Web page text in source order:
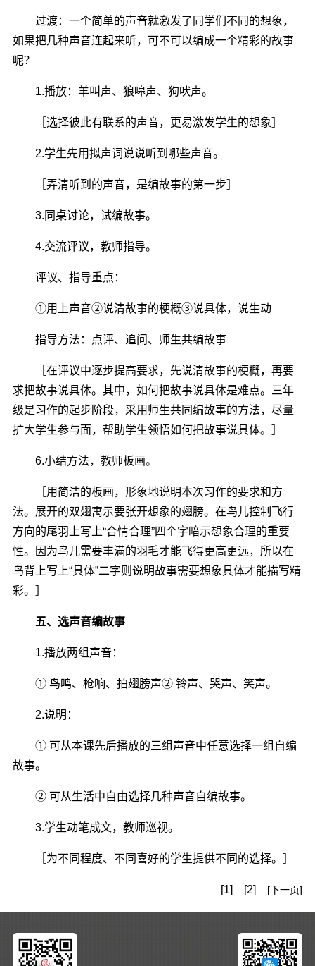
过渡：一个简单的声音就激发了同学们不同的想象，
如果把几种声音连起来听，可不可以编成一个精彩的故事
呢？
1.播放：羊叫声、狼嗥声、狗吠声。
［选择彼此有联系的声音，更易激发学生的想象］
2.学生先用拟声词说说听到哪些声音。
［弄清听到的声音，是编故事的第一步］
3.同桌讨论，试编故事。
4.交流评议，教师指导。
评议、指导重点：
①用上声音②说清故事的梗概③说具体，说生动
指导方法：点评、追问、师生共编故事
［在评议中逐步提高要求，先说清故事的梗概，再要
求把故事说具体。其中，如何把故事说具体是难点。三年
级是习作的起步阶段，采用师生共同编故事的方法，尽量
扩大学生参与面，帮助学生领悟如何把故事说具体。］
6.小结方法，教师板画。
［用简洁的板画，形象地说明本次习作的要求和方
法。展开的双翅寓示要张开想象的翅膀。在鸟儿控制飞行
方向的尾羽上写上“合情合理”四个字暗示想象合理的重要
性。因为鸟儿需要丰满的羽毛才能飞得更高更远，所以在
鸟背上写上“具体”二字则说明故事需要想象具体才能描写精
彩。］
五、选声音编故事
1.播放两组声音：
① 鸟鸣、枪响、拍翅膀声② 铃声、哭声、笑声。
2.说明：
① 可从本课先后播放的三组声音中任意选择一组自编
故事。
② 可从生活中自由选择几种声音自编故事。
3.学生动笔成文，教师巡视。
［为不同程度、不同喜好的学生提供不同的选择。］
[1] [2] [下一页]